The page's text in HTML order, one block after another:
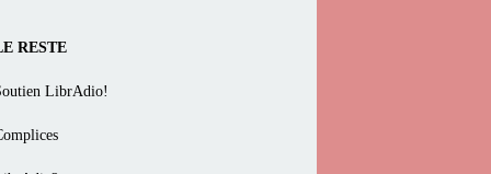
RESTE
LibrAdio!